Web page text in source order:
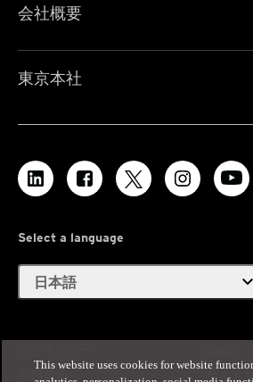
会社概要
東京本社
Select a language
日本語 expand_more
利用規約
サイト
This website uses cookies for website